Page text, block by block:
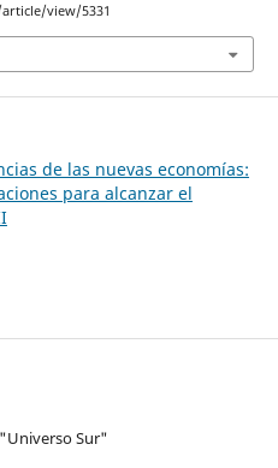
view/5331
de las nuevas economías:
para alcanzar el
Sur"